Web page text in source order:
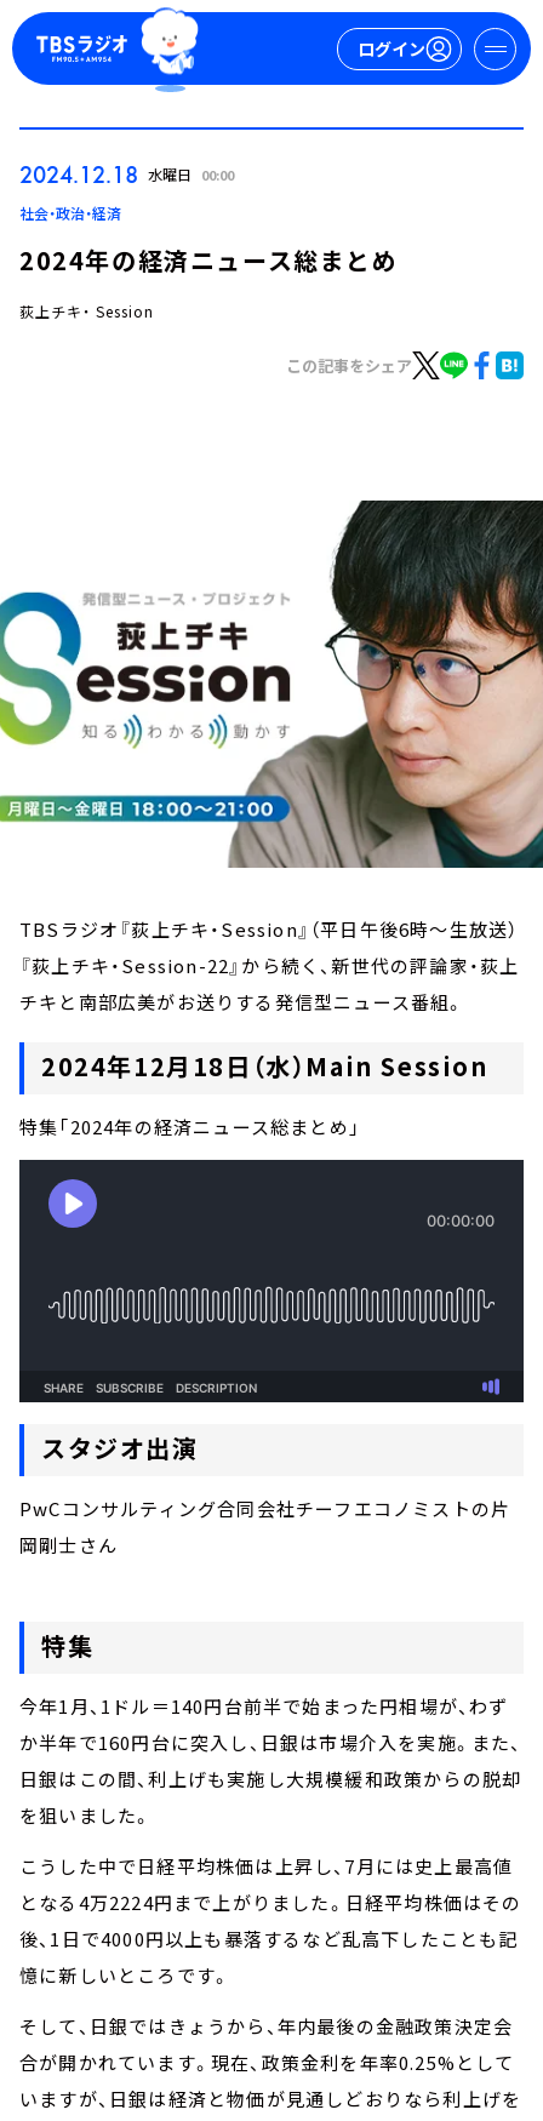
ログイン
YouTube
会社情報
2024.12.18 水曜日 00:00
社会・政治・経済
2024年の経済ニュース総まとめ
荻上チキ・ Session
この記事をシェア
TBSラジオ『荻上チキ・Session』（平日午後6時～生放送）
『荻上チキ・Session-22』から続く、新世代の評論家・荻上
チキと南部広美がお送りする発信型ニュース番組。
2024年12月18日（水）Main Session
特集「2024年の経済ニュース総まとめ」
スタジオ出演
PwCコンサルティング合同会社チーフエコノミストの片
岡剛士さん
特集
今年1月、1ドル＝140円台前半で始まった円相場が、わず
か半年で160円台に突入し、日銀は市場介入を実施。また、
日銀はこの間、利上げも実施し大規模緩和政策からの脱却
を狙いました。
こうした中で日経平均株価は上昇し、7月には史上最高値
となる4万2224円まで上がりました。日経平均株価はその
後、1日で4000円以上も暴落するなど乱高下したことも記
憶に新しいところです。
そして、日銀ではきょうから、年内最後の金融政策決定会
合が開かれています。現在、政策金利を年率0.25%として
いますが、日銀は経済と物価が見通しどおりなら利上げを